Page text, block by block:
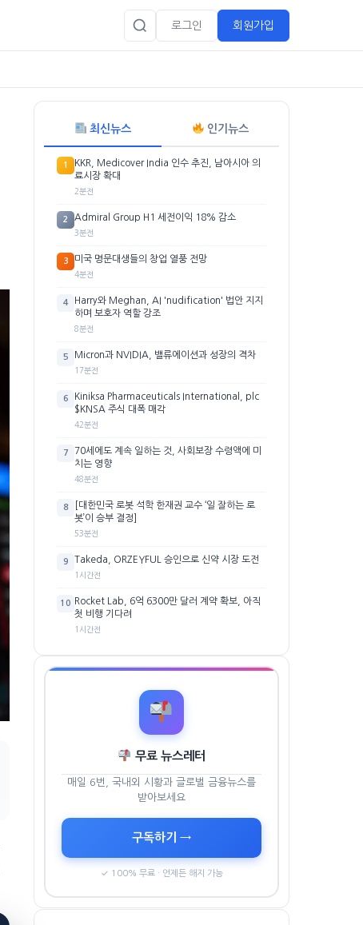
로그인 회원가입
최신뉴스 인기뉴스
1
KKR, Medicover India 인수 추진, 남아시아 의
료시장 확대
2분전
2 Admiral Group H1 세전이익 18% 감소
3분전
3 미국 명문대생들의 창업 열풍 전망
4분전
4
Harry와 Meghan, AI 'nudification' 법안 지지
하며 보호자 역할 강조
8분전
5 Micron과 NVIDIA, 밸류에이션과 성장의 격차
17분전
6
Kiniksa Pharmaceuticals International, plc
$KNSA 주식 대폭 매각
42분전
7
70세에도 계속 일하는 것, 사회보장 수령액에 미
치는 영향
48분전
8
[대한민국 로봇 석학 한재권 교수 ‘일 잘하는 로
봇’이 승부 결정]
53분전
9 Takeda, ORZEYFUL 승인으로 신약 시장 도전
1시간전
10
Rocket Lab, 6억 6300만 달러 계약 확보, 아직
첫 비행 기다려
1시간전
무료 뉴스레터
매일 6번, 국내외 시황과 글로벌 금융뉴스를
받아보세요
구독하기 →
✓ 100% 무료 · 언제든 해지 가능